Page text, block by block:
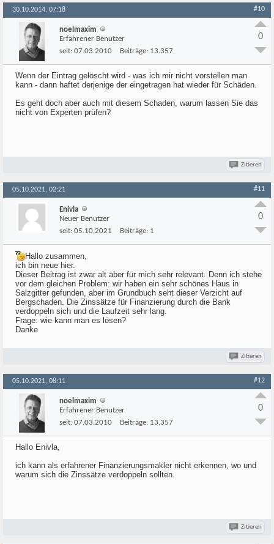
30.10.2014, 07:18 #10
noelmaxim
Erfahrener Benutzer
seit: 07.03.2010 Beiträge: 13.357
0
Wenn der Eintrag gelöscht wird - was ich mir nicht vorstellen man
kann - dann haftet derjenige der eingetragen hat wieder für Schäden.
Es geht doch aber auch mit diesem Schaden, warum lassen Sie das
nicht von Experten prüfen?
Zitieren
05.10.2021, 02:21 #11
Enivla
Neuer Benutzer
seit: 05.10.2021 Beiträge: 1
0
Hallo zusammen,
ich bin neue hier.
Dieser Beitrag ist zwar alt aber für mich sehr relevant. Denn ich stehe
vor dem gleichen Problem: wir haben ein sehr schönes Haus in
Salzgitter gefunden, aber im Grundbuch seht dieser Verzicht auf
Bergschaden. Die Zinssätze für Finanzierung durch die Bank
verdoppeln sich und die Laufzeit sehr lang.
Frage: wie kann man es lösen?
Danke
Zitieren
05.10.2021, 08:11 #12
noelmaxim
Erfahrener Benutzer
seit: 07.03.2010 Beiträge: 13.357
0
Hallo Enivla,
ich kann als erfahrener Finanzierungsmakler nicht erkennen, wo und
warum sich die Zinssätze verdoppeln sollten.
Zitieren